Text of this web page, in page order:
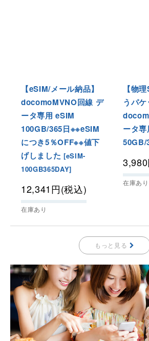
【eSIM/メール納品】
docomoMVNO回線 デ
ータ専用 eSIM
100GB/365日※※eSIM
につき5％OFF※※値下
げしました [eSIM-
100GB365DAY]
12,341円(税込)
在庫あり
【物
うパケ
ータ
50GB/
3,980
在庫あり
もっと見る